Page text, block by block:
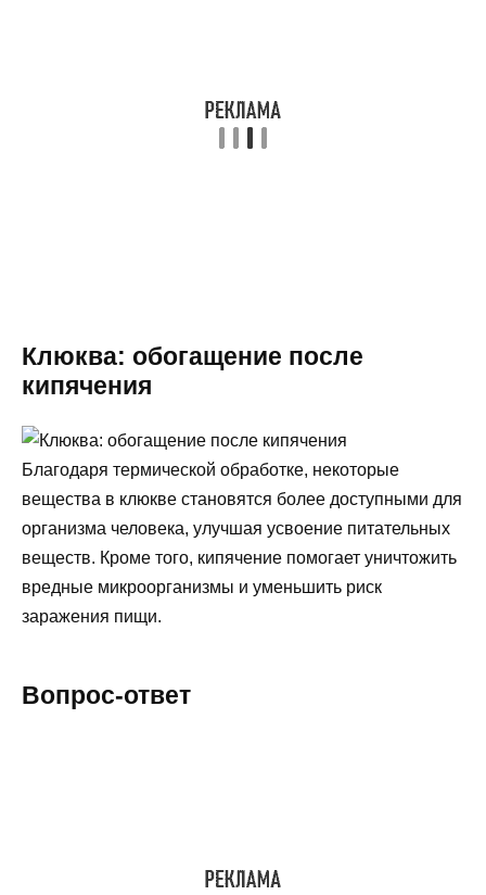
Клюква: обогащение после
кипячения
Благодаря термической обработке, некоторые
вещества в клюкве становятся более доступными для
организма человека, улучшая усвоение питательных
веществ. Кроме того, кипячение помогает уничтожить
вредные микроорганизмы и уменьшить риск
заражения пищи.
Вопрос-ответ